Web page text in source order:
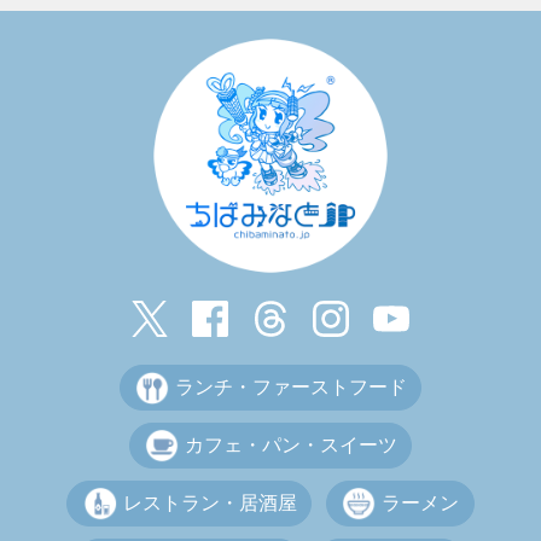
ランチ・ファーストフード
カフェ・パン・スイーツ
レストラン・居酒屋 ラーメン